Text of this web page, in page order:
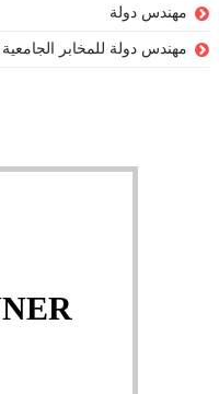
مهندس دولة
مهندس دولة للمخابر الجامعية